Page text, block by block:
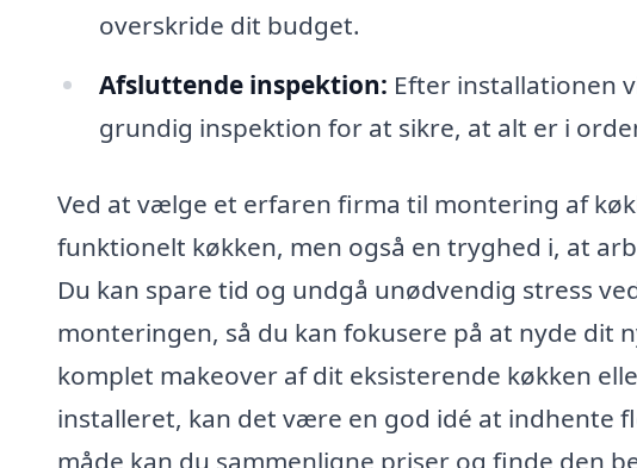
overskride dit budget.
Afsluttende inspektion: Efter installationen
grundig inspektion for at sikre, at alt er i
Ved at vælge et erfaren firma til montering af
funktionelt køkken, men også en tryghed i, at
Du kan spare tid og undgå unødvendig stress
monteringen, så du kan fokusere på at nyde dit
komplet makeover af dit eksisterende køkken
installeret, kan det være en god idé at indhente
måde kan du sammenligne priser og finde den